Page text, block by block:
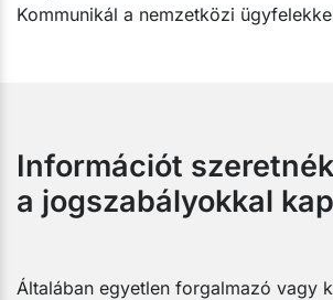
Kommunikál a nemzetközi
Információt szeretnék
a jogszabályokkal
Általában egyetlen forgalmazó vagy